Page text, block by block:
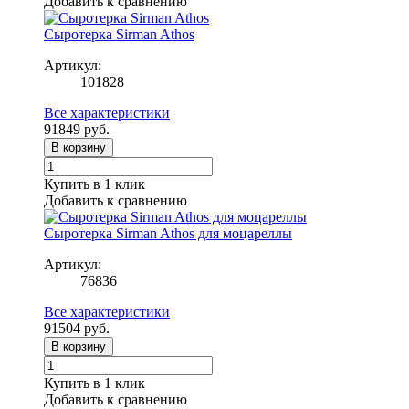
Сыротерка Sirman Athos
Артикул:
101828
Все характеристики
91849 руб.
В корзину
Купить в 1 клик
Добавить к сравнению
Сыротерка Sirman Athos для моцареллы
Артикул:
76836
Все характеристики
91504 руб.
В корзину
Купить в 1 клик
Добавить к сравнению